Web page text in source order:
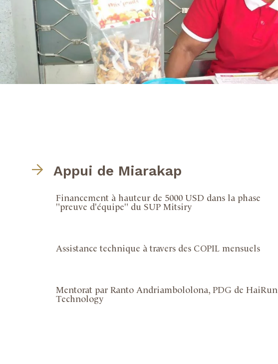
Appui de Miarakap
Financement à hauteur de 5000 USD dans la phase
"preuve d'équipe" du SUP Mitsiry
Assistance technique à travers des COPIL mensuels
Mentorat par Ranto Andriambololona, PDG de HaiRun
Technology